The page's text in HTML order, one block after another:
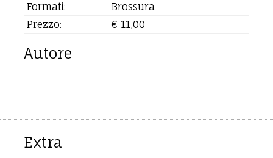
Formati:
Brossura
Prezzo:
€ 11,00
Autore
Extra